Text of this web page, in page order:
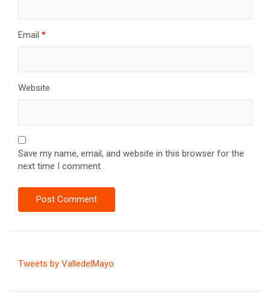
Email *
Website
Save my name, email, and website in this browser for the
next time I comment.
Tweets by ValledelMayo